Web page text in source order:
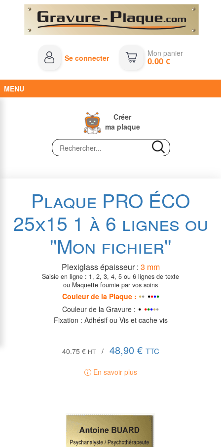
Se connecter Mon panier
0.00€
MENU
Créer
ma plaque
Plaque PRO ÉCO
25x15 1 à 6 lignes ou
''Mon fichier''
Plexiglass épaisseur : 3 mm
Saisie en ligne : 1, 2, 3, 4, 5 ou 6 lignes de texte
ou Maquette fournie par vos soins
Couleur de la Plaque : ••• ••••
Couleur de la Gravure : • •••••
Fixation : Adhésif ou Vis et cache vis
40.75 € HT / 48,90 € TTC
En savoir plus